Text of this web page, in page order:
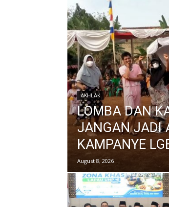
AKHLAK
LOMBA DAN
JANGAN JADI
KAMPANYE
August 8, 2026